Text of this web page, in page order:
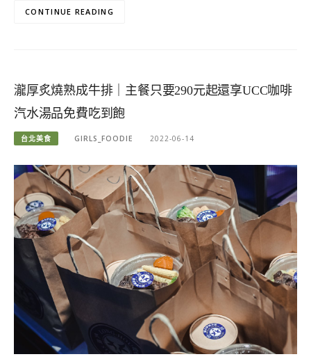
CONTINUE READING
瀧厚炙燒熟成牛排｜主餐只要290元起還享UCC咖啡
汽水湯品免費吃到飽
台北美食 GIRLS_FOODIE 2022-06-14